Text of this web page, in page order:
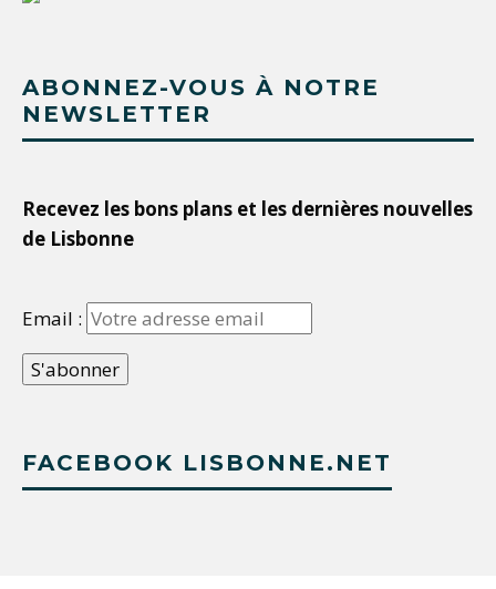
ABONNEZ-VOUS À NOTRE
NEWSLETTER
Recevez les bons plans et les dernières nouvelles
de Lisbonne
Email :
FACEBOOK LISBONNE.NET